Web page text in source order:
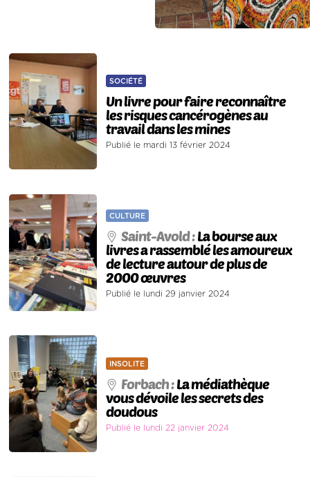
SOCIÉTÉ
Un livre pour faire reconnaître
les risques cancérogènes au
travail dans les mines
Publié le mardi 13 février 2024
CULTURE
Saint-Avold :La bourse aux
livres a rassemblé les amoureux
de lecture autour de plus de
2000 œuvres
Publié le lundi 29 janvier 2024
INSOLITE
Forbach :La médiathèque
vous dévoile les secrets des
doudous
Publié le lundi 22 janvier 2024